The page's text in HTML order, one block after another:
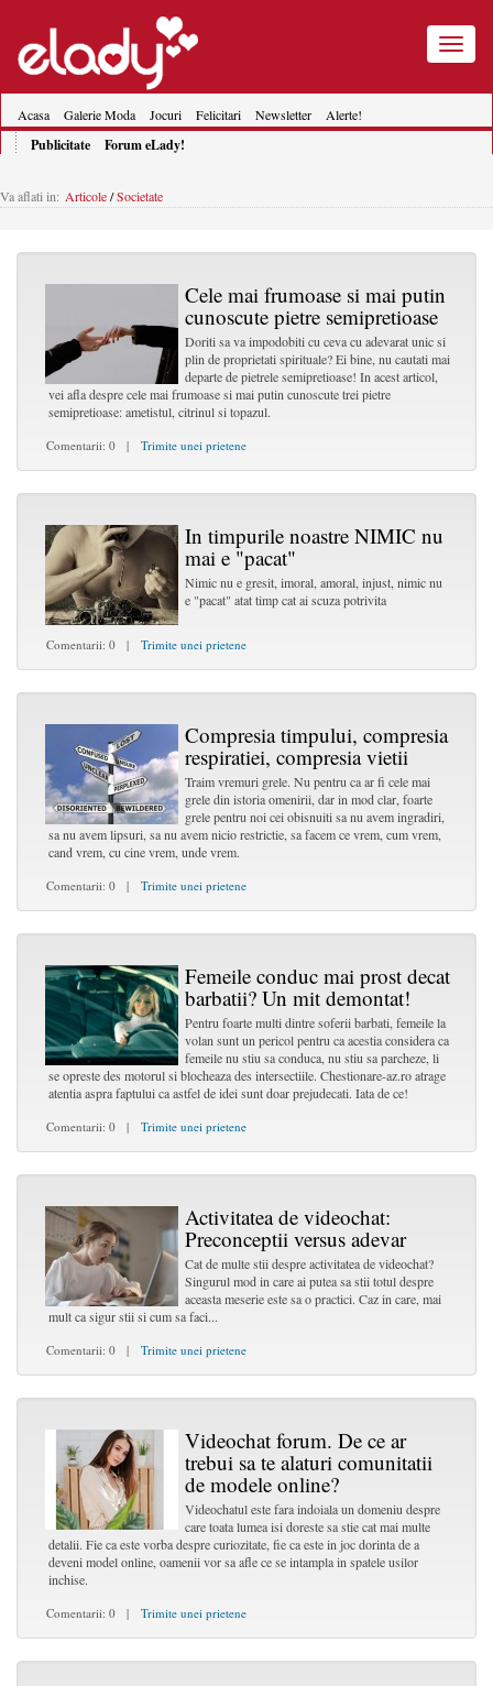
Toggle
Acasa Galerie Moda Jocuri Felicitari Newsletter Alerte!
Publicitate Forum eLady!
Va aflati in: Articole/Societate
Cele mai frumoase si mai putin
cunoscute pietre semipretioase
Doriti sa va impodobiti cu ceva cu adevarat unic si
plin de proprietati spirituale? Ei bine, nu cautati mai
departe de pietrele semipretioase! In acest articol,
vei afla despre cele mai frumoase si mai putin cunoscute trei pietre
semipretioase: ametistul, citrinul si topazul.
Comentarii: 0 | Trimite unei prietene
In timpurile noastre NIMIC nu
mai e "pacat"
Nimic nu e gresit, imoral, amoral, injust, nimic nu
e "pacat" atat timp cat ai scuza potrivita
Comentarii: 0 | Trimite unei prietene
Compresia timpului, compresia
respiratiei, compresia vietii
Traim vremuri grele. Nu pentru ca ar fi cele mai
grele din istoria omenirii, dar in mod clar, foarte
grele pentru noi cei obisnuiti sa nu avem ingradiri,
sa nu avem lipsuri, sa nu avem nicio restrictie, sa facem ce vrem, cum vrem,
cand vrem, cu cine vrem, unde vrem.
Comentarii: 0 | Trimite unei prietene
Femeile conduc mai prost decat
barbatii? Un mit demontat!
Pentru foarte multi dintre soferii barbati, femeile la
volan sunt un pericol pentru ca acestia considera ca
femeile nu stiu sa conduca, nu stiu sa parcheze, li
se opreste des motorul si blocheaza des intersectiile. Chestionare-az.ro atrage
atentia aspra faptului ca astfel de idei sunt doar prejudecati. Iata de ce!
Comentarii: 0 | Trimite unei prietene
Activitatea de videochat:
Preconceptii versus adevar
Cat de multe stii despre activitatea de videochat?
Singurul mod in care ai putea sa stii totul despre
aceasta meserie este sa o practici. Caz in care, mai
mult ca sigur stii si cum sa faci...
Comentarii: 0 | Trimite unei prietene
Videochat forum. De ce ar
trebui sa te alaturi comunitatii
de modele online?
Videochatul este fara indoiala un domeniu despre
care toata lumea isi doreste sa stie cat mai multe
detalii. Fie ca este vorba despre curiozitate, fie ca este in joc dorinta de a
deveni model online, oamenii vor sa afle ce se intampla in spatele usilor
inchise.
Comentarii: 0 | Trimite unei prietene